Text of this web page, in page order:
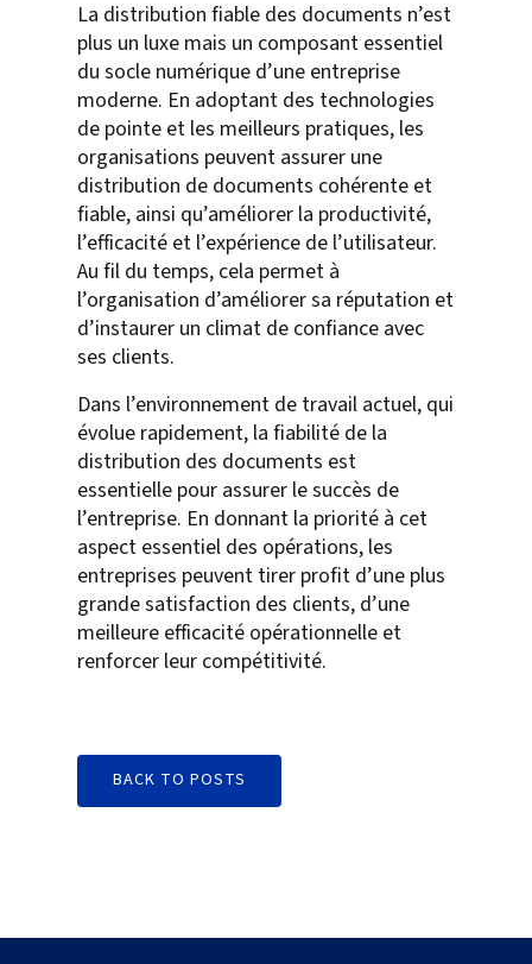
La distribution fiable des documents n’est
plus un luxe mais un composant essentiel
du socle numérique d’une entreprise
moderne. En adoptant des technologies
de pointe et les meilleurs pratiques, les
organisations peuvent assurer une
distribution de documents cohérente et
fiable, ainsi qu’améliorer la productivité,
l’efficacité et l’expérience de l’utilisateur.
Au fil du temps, cela permet à
l’organisation d’améliorer sa réputation et
d’instaurer un climat de confiance avec
ses clients.
Dans l’environnement de travail actuel, qui
évolue rapidement, la fiabilité de la
distribution des documents est
essentielle pour assurer le succès de
l’entreprise. En donnant la priorité à cet
aspect essentiel des opérations, les
entreprises peuvent tirer profit d’une plus
grande satisfaction des clients, d’une
meilleure efficacité opérationnelle et
renforcer leur compétitivité.
BACK TO POSTS